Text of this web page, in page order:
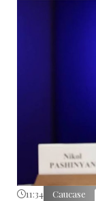
11:34 Caucase